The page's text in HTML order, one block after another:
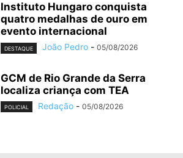
Instituto Hungaro conquista
quatro medalhas de ouro em
evento internacional
DESTAQUE João Pedro - 05/08/2026
GCM de Rio Grande da Serra
localiza criança com TEA
POLICIAL Redação - 05/08/2026